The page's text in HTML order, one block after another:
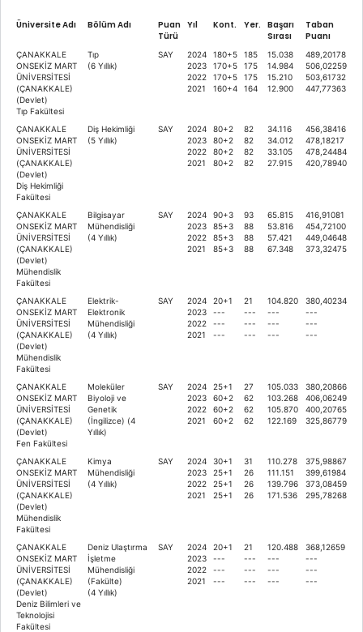
Üniversite Adı Bölüm Adı
Puan
Türü
Yıl Kont. Yer. Başarı
Sırası
Taban
Puanı
ÇANAKKALE
ONSEKİZ MART
ÜNİVERSİTESİ
(ÇANAKKALE)
(Devlet)
Tıp Fakültesi
Tıp
(6 Yıllık)
SAY
2024
2023
2022
2021
180+5
170+5
170+5
160+4
185
175
175
164
15.038
14.984
15.210
12.900
489,20178
506,02259
503,61732
447,77363
ÇANAKKALE
ONSEKİZ MART
ÜNİVERSİTESİ
(ÇANAKKALE)
(Devlet)
Diş Hekimliği
Fakültesi
Diş Hekimliği
(5 Yıllık)
SAY
2024
2023
2022
2021
80+2
80+2
80+2
80+2
82
82
82
82
34.116
34.012
33.105
27.915
456,38416
478,18217
478,24484
420,78940
ÇANAKKALE
ONSEKİZ MART
ÜNİVERSİTESİ
(ÇANAKKALE)
(Devlet)
Mühendislik
Fakültesi
Bilgisayar
Mühendisliği
(4 Yıllık)
SAY
2024
2023
2022
2021
90+3
85+3
85+3
85+3
93
88
88
88
65.815
53.816
57.421
67.348
416,91081
454,72100
449,04648
373,32475
ÇANAKKALE
ONSEKİZ MART
ÜNİVERSİTESİ
(ÇANAKKALE)
(Devlet)
Mühendislik
Fakültesi
Elektrik-
Elektronik
Mühendisliği
(4 Yıllık)
SAY
2024
2023
2022
2021
20+1
---
---
---
21
---
---
---
104.820
---
---
---
380,40234
---
---
---
ÇANAKKALE
ONSEKİZ MART
ÜNİVERSİTESİ
(ÇANAKKALE)
(Devlet)
Fen Fakültesi
Moleküler
Biyoloji ve
Genetik
(İngilizce) (4
Yıllık)
SAY
2024
2023
2022
2021
25+1
60+2
60+2
60+2
27
62
62
62
105.033
103.268
105.870
122.169
380,20866
406,06249
400,20765
325,86779
ÇANAKKALE
ONSEKİZ MART
ÜNİVERSİTESİ
(ÇANAKKALE)
(Devlet)
Mühendislik
Fakültesi
Kimya
Mühendisliği
(4 Yıllık)
SAY
2024
2023
2022
2021
30+1
25+1
25+1
25+1
31
26
26
26
110.278
111.151
139.796
171.536
375,98867
399,61984
373,08459
295,78268
ÇANAKKALE
ONSEKİZ MART
ÜNİVERSİTESİ
(ÇANAKKALE)
(Devlet)
Deniz Bilimleri ve
Teknolojisi
Fakültesi
Deniz Ulaştırma
İşletme
Mühendisliği
(Fakülte)
(4 Yıllık)
SAY
2024
2023
2022
2021
20+1
---
---
---
21
---
---
---
120.488
---
---
---
368,12659
---
---
---